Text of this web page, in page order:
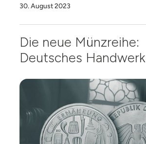
30. August 2023
Die neue Münzreihe:
Deutsches Handwerk